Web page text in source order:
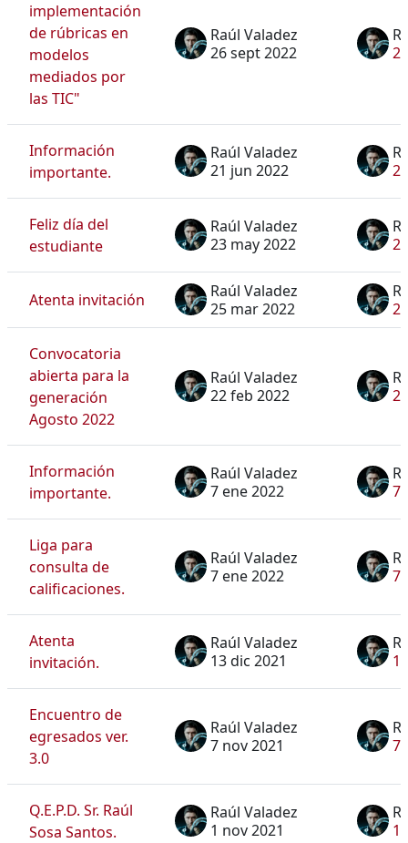
implementación
de rúbricas en
modelos
mediados por
las TIC"
Raúl Valadez
26 sept 2022
Información
importante.
Raúl Valadez
21 jun 2022
Feliz día del
estudiante
Raúl Valadez
23 may 2022
Atenta invitación
Raúl Valadez
25 mar 2022
Convocatoria
abierta para la
generación
Agosto 2022
Raúl Valadez
22 feb 2022
Información
importante.
Raúl Valadez
7 ene 2022
7
Liga para
consulta de
calificaciones.
Raúl Valadez
7 ene 2022
7
Atenta
invitación.
Raúl Valadez
13 dic 2021
Encuentro de
egresados ver.
3.0
Raúl Valadez
7 nov 2021
7
Q.E.P.D. Sr. Raúl
Sosa Santos.
Raúl Valadez
1 nov 2021
1